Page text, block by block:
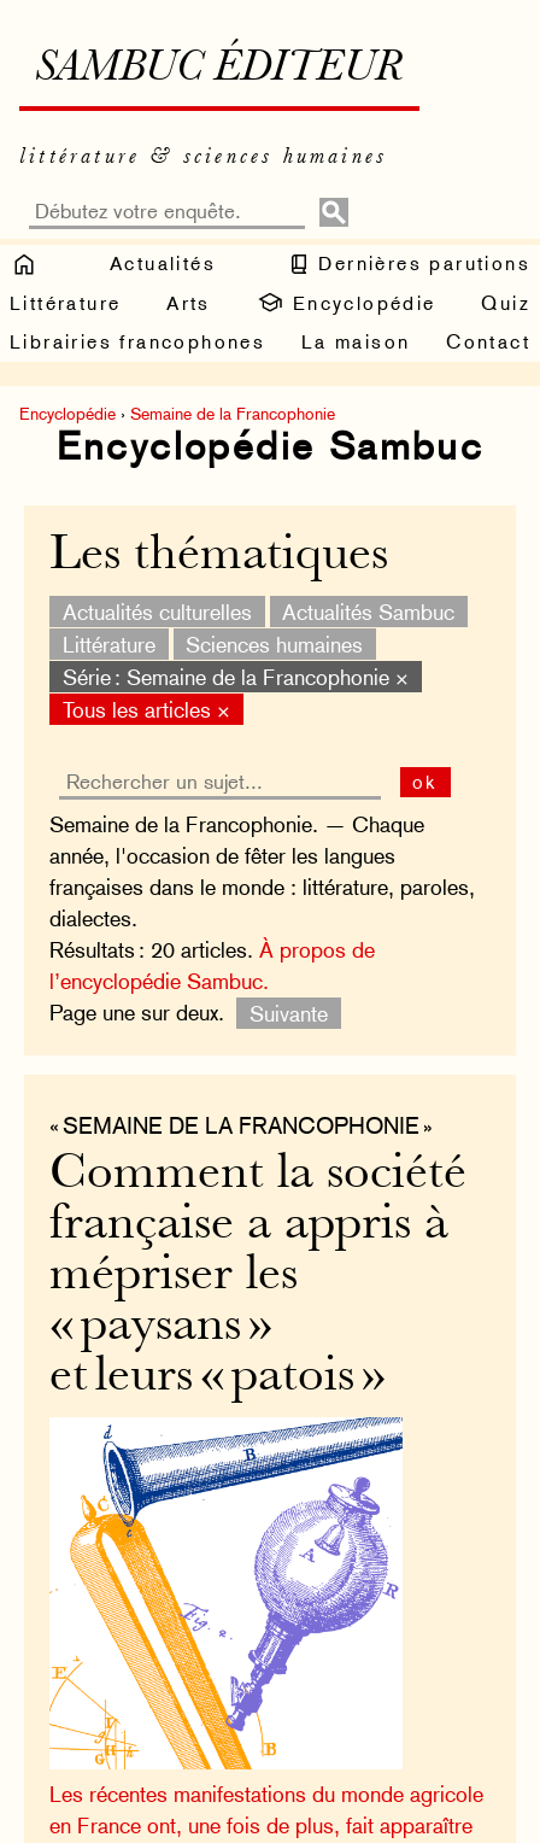
SAMBUC ÉDITEUR
littérature & sciences humaines
Actualités
Dernières parutions
Littérature
Arts Encyclopédie
Quiz
Librairies francophones
La maison Contact
Encyclopédie › Semaine de la Francophonie
Encyclopédie Sambuc
Les thématiques
Actualités culturelles
Actualités Sambuc
Littérature
Sciences humaines
Série : Semaine de la Francophonie ×
Tous les articles ×
ok
Semaine de la Francophonie. — Chaque
année, l'occasion de fêter les langues
françaises dans le monde : littérature, paroles,
dialectes.
Résultats : 20 articles.À propos de
l’encyclopédie Sambuc.
Page une sur deux.
Suivante
« SEMAINE DE LA FRANCOPHONIE »
Comment la société
française a appris à
mépriser les
« paysans »
et leurs « patois »
Les récentes manifestations du monde agricole
en France ont, une fois de plus, fait apparaître